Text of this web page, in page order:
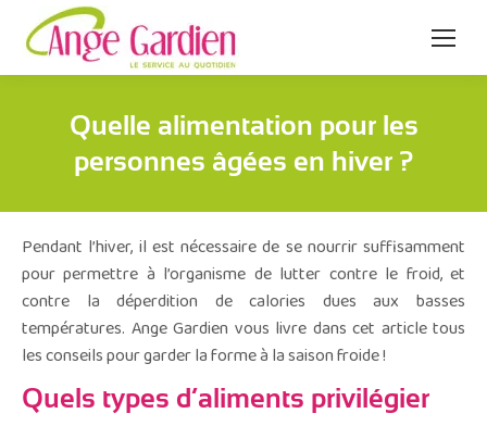
Quelle alimentation pour les
personnes âgées en hiver ?
Pendant l’hiver, il est nécessaire de se nourrir suffisamment
pour permettre à l’organisme de lutter contre le froid, et
contre la déperdition de calories dues aux basses
températures. Ange Gardien vous livre dans cet article tous
les conseils pour garder la forme à la saison froide !
Quels types d’aliments privilégier